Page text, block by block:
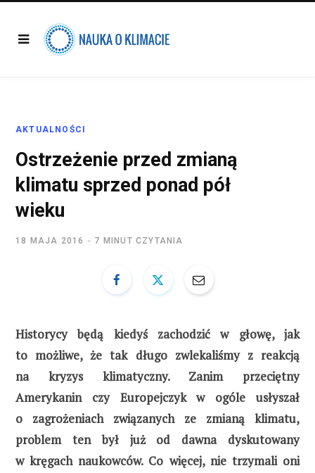
AKTUALNOŚCI
Ostrzeżenie przed zmianą
klimatu sprzed ponad pół
wieku
18 MAJA 2016 7 MINUT CZYTANIA
Historycy będą kiedyś zachodzić w głowę, jak
to możliwe, że tak długo zwlekaliśmy z reakcją
na kryzys klimatyczny. Zanim przeciętny
Amerykanin czy Europejczyk w ogóle usłyszał
o zagrożeniach związanych ze zmianą klimatu,
problem ten był już od dawna dyskutowany
w kręgach naukowców. Co więcej, nie trzymali oni